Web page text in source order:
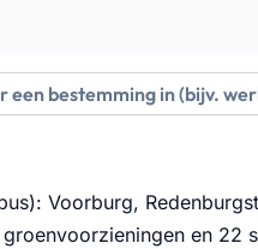
Voorburg,
en 22